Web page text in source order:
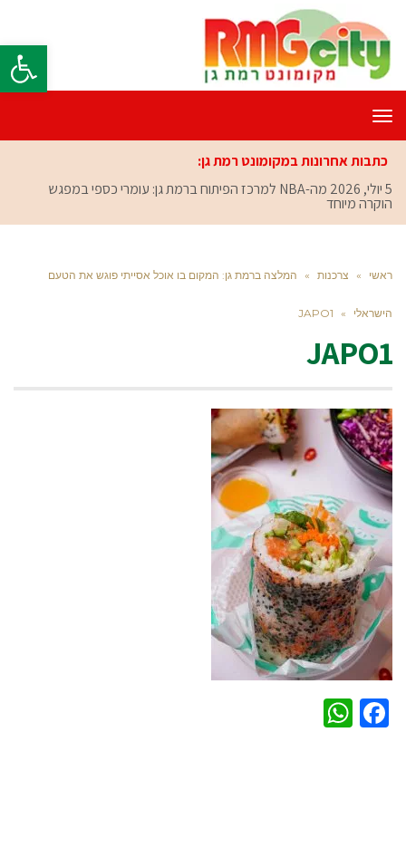
פתח
תפריט
כתבות אחרונות במקומונט רמת גן:
5 יולי, 2026
מה-NBA למרכז הפיתוח ברמת גן: עומרי כספי במפגש
הוקרה מיוחד
ראשי » צרכנות » המלצה ברמת גן: המקום בו אוכל אסייתי פוגש את הטעם
הישראלי »
JAPO1
JAPO1
Facebook